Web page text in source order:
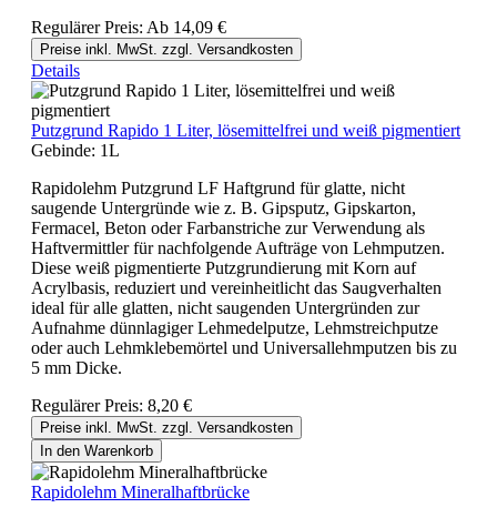
Regulärer Preis: Ab 14,09 €
Preise inkl. MwSt. zzgl. Versandkosten
Details
Putzgrund Rapido 1 Liter, lösemittelfrei und weiß pigmentiert
Gebinde: 1L
Rapidolehm Putzgrund LF Haftgrund für glatte, nicht
saugende Untergründe wie z. B. Gipsputz, Gipskarton,
Fermacel, Beton oder Farbanstriche zur Verwendung als
Haftvermittler für nachfolgende Aufträge von Lehmputzen.
Diese weiß pigmentierte Putzgrundierung mit Korn auf
Acrylbasis, reduziert und vereinheitlicht das Saugverhalten
ideal für alle glatten, nicht saugenden Untergründen zur
Aufnahme dünnlagiger Lehmedelputze, Lehmstreichputze
oder auch Lehmklebemörtel und Universallehmputzen bis zu
5 mm Dicke.
Regulärer Preis: 8,20 €
Preise inkl. MwSt. zzgl. Versandkosten
In den Warenkorb
Rapidolehm Mineralhaftbrücke